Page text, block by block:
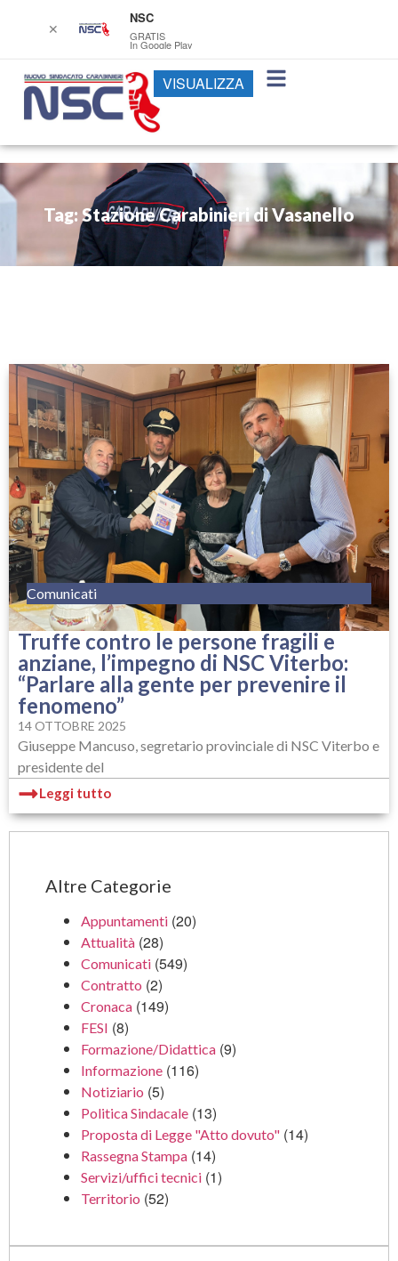
Tag: Stazione Carabinieri di Vasanello
Comunicati
Truffe contro le persone fragili e
anziane, l’impegno di NSC Viterbo:
“Parlare alla gente per prevenire il
fenomeno”
14 OTTOBRE 2025
Giuseppe Mancuso, segretario provinciale di NSC Viterbo e
presidente del
Leggi tutto
Altre Categorie
Appuntamenti (20)
Attualità (28)
Comunicati (549)
Contratto (2)
Cronaca (149)
FESI (8)
Formazione/Didattica (9)
Informazione (116)
Notiziario (5)
Politica Sindacale (13)
Proposta di Legge "Atto dovuto" (14)
Rassegna Stampa (14)
Servizi/uffici tecnici (1)
Territorio (52)
✕
NSC
GRATIS
In Google Play
VISUALIZZA